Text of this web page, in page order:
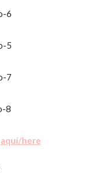
aquí/here